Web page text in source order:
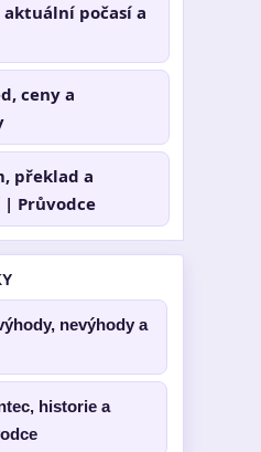
aktuální počasí a
ceny a
překlad a
Průvodce
nevýhody a
historie a